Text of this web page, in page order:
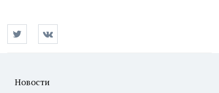
Новости